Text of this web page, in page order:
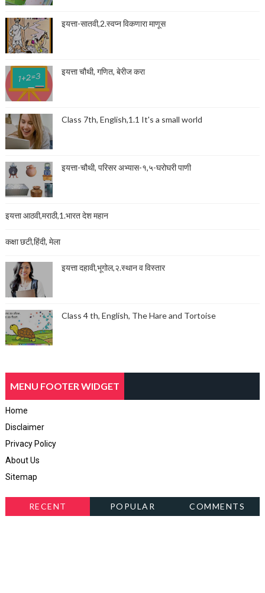
इयत्ता-सातवी,2.स्वप्न विकणारा माणूस
इयत्ता चौथी, गणित, बेरीज करा
Class 7th, English,1.1 It's a small world
इयत्ता-चौथी, परिसर अभ्यास-१,५-घरोघरी पाणी
इयत्ता आठवी,मराठी,1.भारत देश महान
कक्षा छटी,हिंदी, मेला
इयत्ता दहावी,भूगोल,२.स्थान व विस्तार
Class 4 th, English, The Hare and Tortoise
MENU FOOTER WIDGET
Home
Disclaimer
Privacy Policy
About Us
Sitemap
RECENT POPULAR COMMENTS